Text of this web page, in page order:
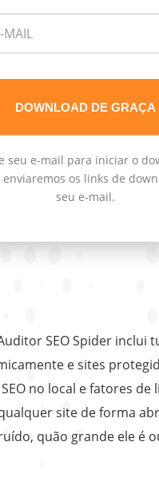
seu e-mail para iniciar o
enviaremos os links de
seu e-mail.
SEO Spider
e sites
no local e fatores
site de forma
quão grande ele é